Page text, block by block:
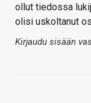
ollut tiedossa
olisi uskoltanut
Kirjaudu sisään